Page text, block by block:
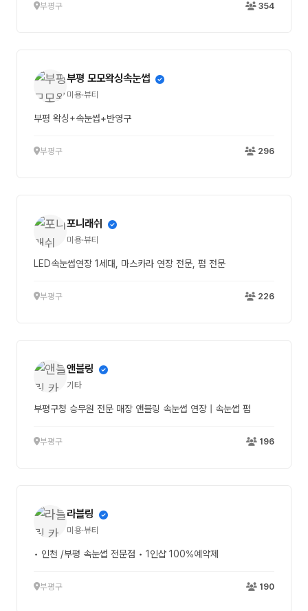
부평구 354
부평 모모왁싱속눈썹
미용·뷰티
부평 왁싱+속눈썹+반영구
부평구 296
포니래쉬
미용·뷰티
LED속눈썹연장 1세대, 마스카라 연장 전문, 펌 전문
부평구 226
앤블링
기타
부평구청 승무원 전문 매장 앤블링 속눈썹 연장 | 속눈썹 펌
부평구 196
라블링
미용·뷰티
• 인천 /부평 속눈썹 전문점 • 1인샵 100%예약제
부평구 190